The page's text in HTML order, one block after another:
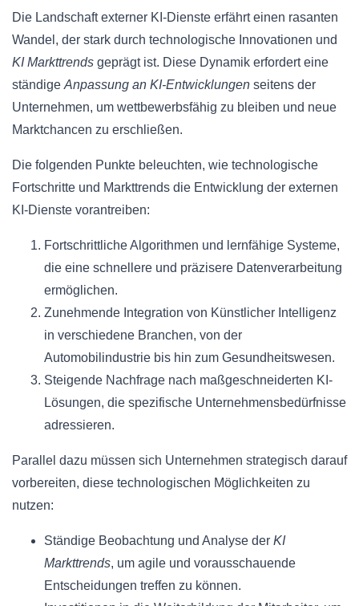
Die Landschaft externer KI-Dienste erfährt einen rasanten
Wandel, der stark durch technologische Innovationen und
KI Markttrends geprägt ist. Diese Dynamik erfordert eine
ständige Anpassung an KI-Entwicklungen seitens der
Unternehmen, um wettbewerbsfähig zu bleiben und neue
Marktchancen zu erschließen.
Die folgenden Punkte beleuchten, wie technologische
Fortschritte und Markttrends die Entwicklung der externen
KI-Dienste vorantreiben:
Fortschrittliche Algorithmen und lernfähige Systeme,
die eine schnellere und präzisere Datenverarbeitung
ermöglichen.
Zunehmende Integration von Künstlicher Intelligenz
in verschiedene Branchen, von der
Automobilindustrie bis hin zum Gesundheitswesen.
Steigende Nachfrage nach maßgeschneiderten KI-
Lösungen, die spezifische Unternehmensbedürfnisse
adressieren.
Parallel dazu müssen sich Unternehmen strategisch darauf
vorbereiten, diese technologischen Möglichkeiten zu
nutzen:
Ständige Beobachtung und Analyse der KI
Markttrends, um agile und vorausschauende
Entscheidungen treffen zu können.